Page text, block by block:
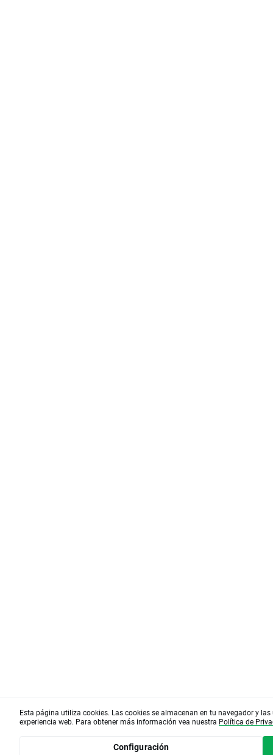
Esta página utiliza cookies. Las cookies se almacenan en tu navegador y
experiencia web. Para obtener más información vea nuestra Política de
Configuración